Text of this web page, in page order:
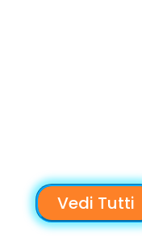
Vedi Tutti